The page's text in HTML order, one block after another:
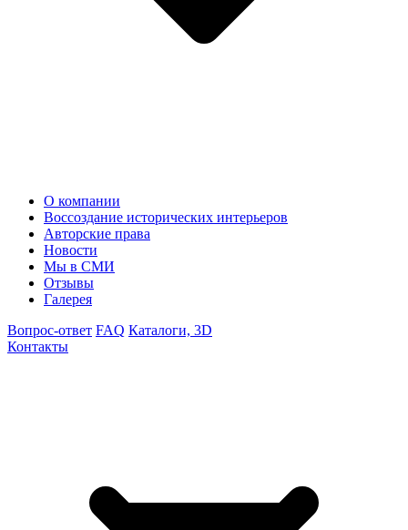
О компании
Воссоздание исторических интерьеров
Авторские права
Новости
Мы в СМИ
Отзывы
Галерея
Вопрос-ответ FAQ Каталоги, 3D
Контакты